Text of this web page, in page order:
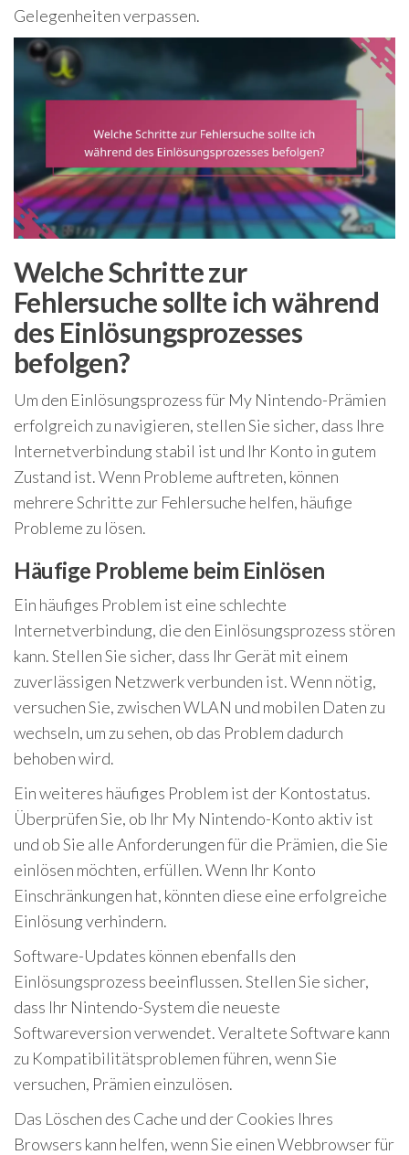
Gelegenheiten verpassen.
Welche Schritte zur
Fehlersuche sollte ich während
des Einlösungsprozesses
befolgen?
Um den Einlösungsprozess für My Nintendo-Prämien
erfolgreich zu navigieren, stellen Sie sicher, dass Ihre
Internetverbindung stabil ist und Ihr Konto in gutem
Zustand ist. Wenn Probleme auftreten, können
mehrere Schritte zur Fehlersuche helfen, häufige
Probleme zu lösen.
Häufige Probleme beim Einlösen
Ein häufiges Problem ist eine schlechte
Internetverbindung, die den Einlösungsprozess stören
kann. Stellen Sie sicher, dass Ihr Gerät mit einem
zuverlässigen Netzwerk verbunden ist. Wenn nötig,
versuchen Sie, zwischen WLAN und mobilen Daten zu
wechseln, um zu sehen, ob das Problem dadurch
behoben wird.
Ein weiteres häufiges Problem ist der Kontostatus.
Überprüfen Sie, ob Ihr My Nintendo-Konto aktiv ist
und ob Sie alle Anforderungen für die Prämien, die Sie
einlösen möchten, erfüllen. Wenn Ihr Konto
Einschränkungen hat, könnten diese eine erfolgreiche
Einlösung verhindern.
Software-Updates können ebenfalls den
Einlösungsprozess beeinflussen. Stellen Sie sicher,
dass Ihr Nintendo-System die neueste
Softwareversion verwendet. Veraltete Software kann
zu Kompatibilitätsproblemen führen, wenn Sie
versuchen, Prämien einzulösen.
Das Löschen des Cache und der Cookies Ihres
Browsers kann helfen, wenn Sie einen Webbrowser für